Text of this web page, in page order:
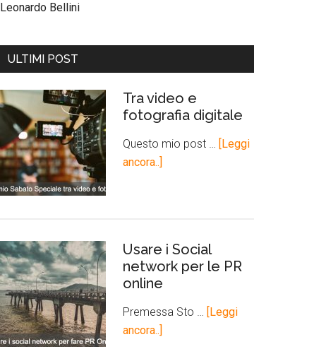
Leonardo Bellini
ULTIMI POST
Tra video e
fotografia digitale
Questo mio post …
[Leggi
ancora..]
Usare i Social
network per le PR
online
Premessa Sto …
[Leggi
ancora..]